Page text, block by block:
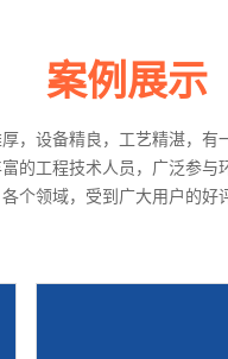
案例展示
，设备精良，工艺精湛，有
的工程技术人员，广泛参与
各个领域，受到广大用户的好